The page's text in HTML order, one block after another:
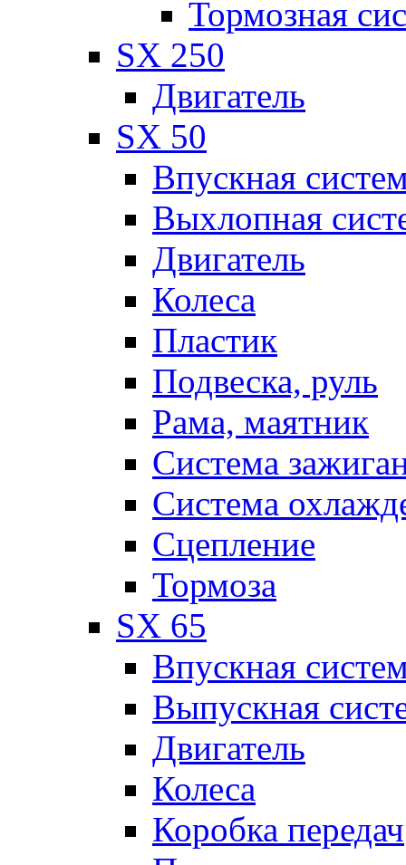
Тормозная
SX 250
Двигатель
SX 50
Впускная
Выхлопная
Двигатель
Колеса
Пластик
Подвеска, руль
Рама, маятник
Система
Система
Сцепление
Тормоза
SX 65
Впускная
Выпускная
Двигатель
Колеса
Коробка передач